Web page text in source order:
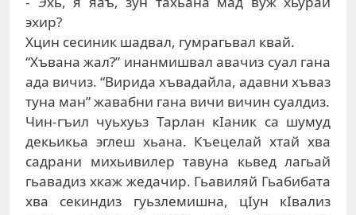
эхир?
Хцин сесиник шадвал, гумрагьвал квай.
“Хъвана жал?” инанмишвал авачиз суал гана
ада вичиз. “Вирида хъвадайла, адавни хъваз
туна ман” жавабни гана вичи вичин суалдиз.
Чин-гъил чуьхуьз Тарлан кIаник са шумуд
декьикьа эглеш хьана. Къецелай хтай хва
садрани михьивилер тавуна кьвед лагьай
гьавадиз хкаж жедачир. Гьавиляй Гьабибата
хва секиндиз гуьзлемишна, цIун кIвализ